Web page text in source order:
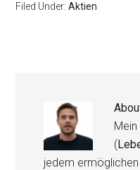
Filed Under:Aktien
(
jedem